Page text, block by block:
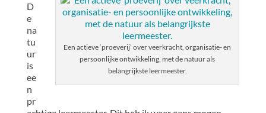
Een actieve ‘proeverij’ over veerkracht, organisatie- en
persoonlijke ontwikkeling, met de natuur als
belangrijkste leermeester.
D
e
na
tu
ur
is
ee
n
pr